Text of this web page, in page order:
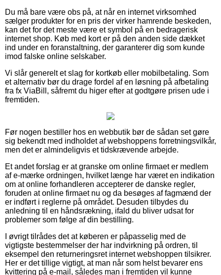
Du må bare være obs på, at når en internet virksomhed
sælger produkter for en pris der virker hamrende beskeden,
kan det for det meste være et symbol på en bedragerisk
internet shop. Køb med kort er på den anden side dækket
ind under en foranstaltning, der garanterer dig som kunde
imod falske online selskaber.
Vi slår generelt et slag for kortkøb eller mobilbetaling. Som
et alternativ bør du drage fordel af en løsning på afbetaling
fra fx ViaBill, såfremt du higer efter at godtgøre prisen ude i
fremtiden.
Før nogen bestiller hos en webbutik bør de sådan set gøre
sig bekendt med indholdet af webshoppens forretningsvilkår,
men det er almindeligvis et tidskrævende arbejde.
Et andet forslag er at granske om online firmaet er medlem
af e-mærke ordningen, hvilket længe har været en indikation
om at online forhandleren accepterer de danske regler,
foruden at online firmaet nu og da besøges af fagmænd der
er indført i reglerne på området. Desuden tilbydes du
anledning til en håndsrækning, ifald du bliver udsat for
problemer som følge af din bestilling.
I øvrigt tilrådes det at køberen er påpasselig med de
vigtigste bestemmelser der har indvirkning på ordren, til
eksempel den returneringsret internet webshoppen tilsikrer.
Her er det tillige vigtigt, at man når som helst bevarer ens
kvittering på e-mail, således man i fremtiden vil kunne